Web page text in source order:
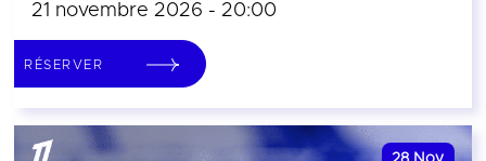
21 novembre 2026 - 20:00
RÉSERVER